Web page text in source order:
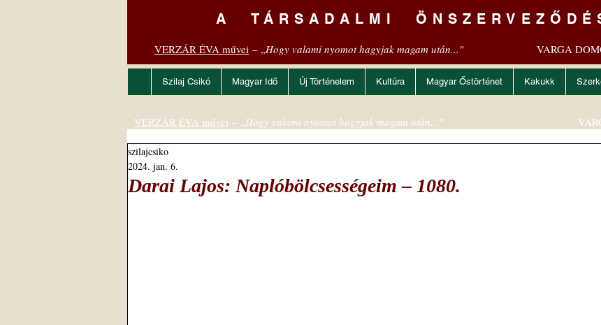
A TÁRSADALMI
VERZÁR ÉVA művei – „Hogy valami nyomot hagyjak magam után..." VARGA
Szilaj Csikó Magyar Idő Új Történelem Kultúra Magyar Őstörténet Kakukk
Darai Lajos: Naplóbölcsességeim – 1080.
szilajcsiko
2024. jan. 6.
VERZÁR ÉVA művei – „Hogy valami nyomot hagyjak magam után..."